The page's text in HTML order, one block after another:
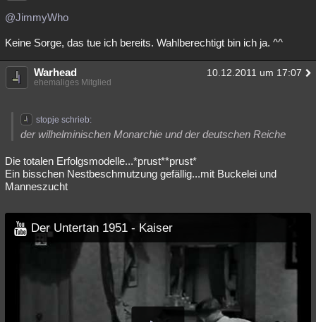
@JimmyWho
Keine Sorge, das tue ich bereits. Wahlberechtigt bin ich ja. ^^
Warhead 10.12.2011 um 17:07
ehemaliges Mitglied
stopje schrieb:
der wilhelminischen Monarchie und der deutschen Reiche
Die totalen Erfolgsmodelle...*prust**prust*
Ein bisschen Nestbeschmutzung gefällig...mit Buckelei und
Manneszucht
Der Untertan 1951 - Kaiser